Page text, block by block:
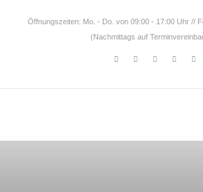
Öffnungszeiten: Mo. - Do. von 09:00 - 17:00 Uhr //
(Nachmittags auf